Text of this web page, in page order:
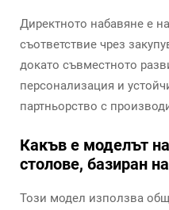
Директното набавяне е
съответствие чрез
докато съвместното
персонализация и
партньорство с
Какъв е моделът
столове, базиран
Този модел използва